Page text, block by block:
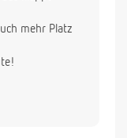
mehr Platz